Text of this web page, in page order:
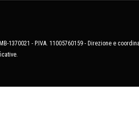
1370021 - P.IVA. 11005760159 - Direzione e